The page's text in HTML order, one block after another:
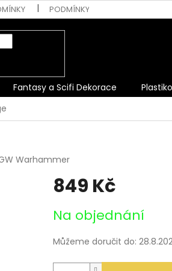
PODMÍNKY OCHRANY OSOBNÍCH
Fantasy a Scifi Dekorace
Warhammer
849 Kč
cena:
Na objednání
Můžeme doručit do: